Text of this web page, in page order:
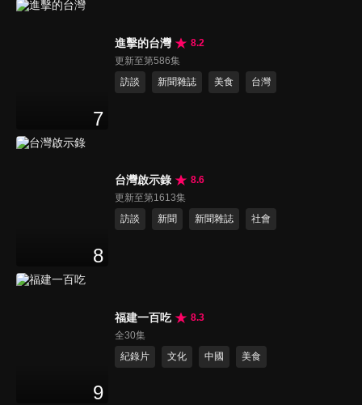
7
進擊的台灣
8.2
更新至第586集
訪談
新聞雜誌 美食 台灣
8
台灣啟示錄
8.6
更新至第1613集
訪談
新聞 新聞雜誌 社會
9
福建一百吃
8.3
全30集
紀錄片
文化 中國 美食